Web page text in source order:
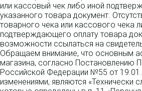
или кассовый чек либо иной
указанного товара документ.
товарного чека или кассового чека
подтверждающего оплату товара
возможности ссылаться на
Обращаем внимание, что основным
магазина, согласно Постановлению
Российской Федерации №55 от
изменениями, являются «Технически